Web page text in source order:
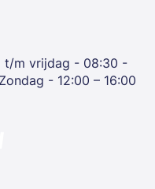
t/m vrijdag - 08:30 -
Zondag - 12:00 – 16:00